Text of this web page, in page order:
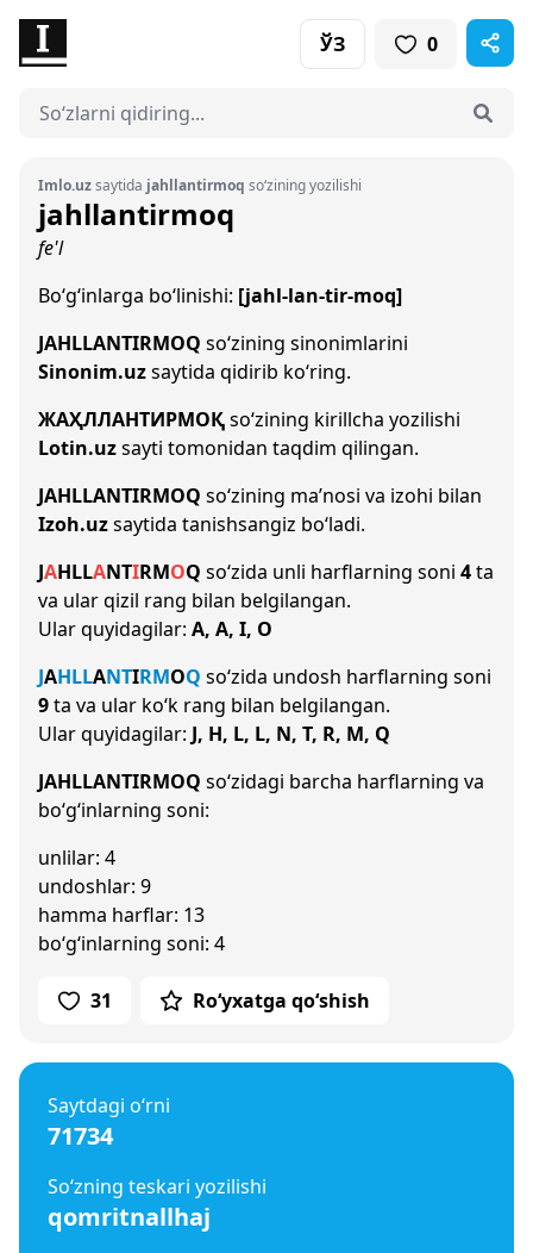
ЎЗ 0
Imlo.uzsaytida jahllantirmoq so‘zining yozilishi
jahllantirmoq
fe'l
Bo‘g‘inlarga bo‘linishi: [jahl-lan-tir-moq]
JAHLLANTIRMOQ so‘zining sinonimlarini
Sinonim.uzsaytida qidirib ko‘ring.
ЖАҲЛЛАНТИРМОҚso‘zining kirillcha yozilishi
Lotin.uzsayti tomonidan taqdim qilingan.
JAHLLANTIRMOQ so‘zining ma’nosi va izohi bilan
Izoh.uzsaytida tanishsangiz bo‘ladi.
JAHLLANTIRMOQ so‘zida unli harflarning soni 4ta
va ular qizil rang bilan belgilangan.
Ular quyidagilar: A, A, I, O
JAHLLANTIRMOQ so‘zida undosh harflarning soni
9ta va ular ko‘k rang bilan belgilangan.
Ular quyidagilar: J, H, L, L, N, T, R, M, Q
JAHLLANTIRMOQ so‘zidagi barcha harflarning va
bo‘g‘inlarning soni:
unlilar: 4
undoshlar: 9
hamma harflar: 13
bo‘g‘inlarning soni: 4
31 Ro‘yxatga qo‘shish
Saytdagi o‘rni
71734
So‘zning teskari yozilishi
qomritnallhaj